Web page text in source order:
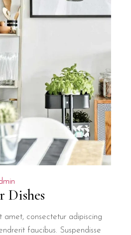
Dishes
amet, consectetur adipiscing
faucibus. Suspendisse